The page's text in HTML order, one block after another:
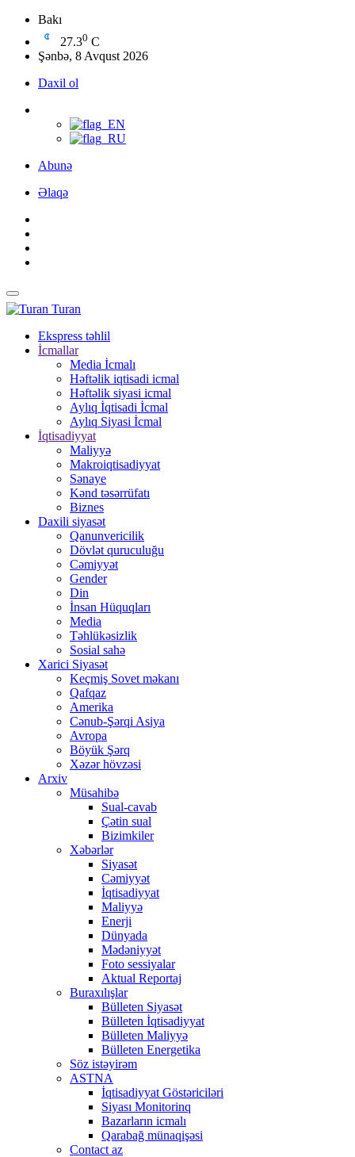
Bakı
27.30 C
Şənbə, 8 Avqust 2026
Daxil ol
Abunə
Əlaqə
Turan
Ekspress təhlil
İcmallar
Media İcmalı
Həftəlik iqtisadi icmal
Həftəlik siyasi icmal
Aylıq İqtisadi İcmal
Aylıq Siyasi İcmal
İqtisadiyyat
Maliyyə
Makroiqtisadiyyat
Sənaye
Kənd təsərrüfatı
Biznes
Daxili siyasət
Qanunvericilik
Dövlət quruculuğu
Cəmiyyət
Gender
Din
İnsan Hüquqları
Media
Təhlükəsizlik
Sosial sahə
Xarici Siyasət
Keçmiş Sovet məkanı
Qafqaz
Amerika
Cənub-Şərqi Asiya
Avropa
Böyük Şərq
Xəzər hövzəsi
Arxiv
Müsahibə
Sual-cavab
Çətin sual
Bizimkiler
Xəbərlər
Siyasət
Cəmiyyət
İqtisadiyyat
Maliyyə
Enerji
Dünyada
Mədəniyyət
Foto sessiyalar
Aktual Reportaj
Buraxılışlar
Bülleten Siyasət
Bülleten İqtisadiyyat
Bülleten Maliyyə
Bülleten Energetika
Söz istəyirəm
ASTNA
İqtisadiyyat Göstəriciləri
Siyası Monitorinq
Bazarların icmalı
Qarabağ münaqişəsi
Contact az